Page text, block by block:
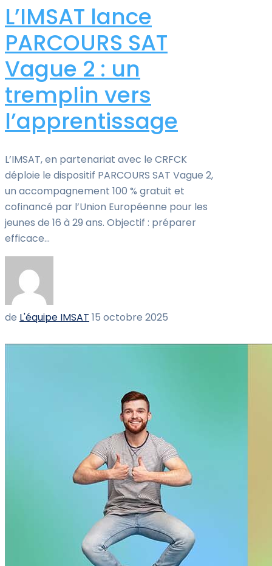
L’IMSAT lance
PARCOURS SAT
Vague 2 : un
tremplin vers
l’apprentissage
L’IMSAT, en partenariat avec le CRFCK
déploie le dispositif PARCOURS SAT Vague 2,
un accompagnement 100 % gratuit et
cofinancé par l’Union Européenne pour les
jeunes de 16 à 29 ans. Objectif : préparer
efficace...
de L'équipe IMSAT 15 octobre 2025